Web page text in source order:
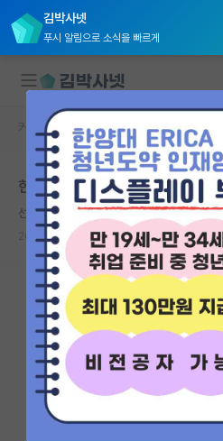
김박사넷
푸시 알림으로 소식을 빠르게
대학원생 모집
국내대학원 정보
연구실&오픈랩
커뮤니티
커뮤니티 홈
전체글보기
베스트 게시판
IF 명예의전당
커뮤니티 홈 자유 게시판(아무개랩)
한양대에서 연고대 편입할까요?
선량한 마르틴 하이데거
2025.05.05 19 6212